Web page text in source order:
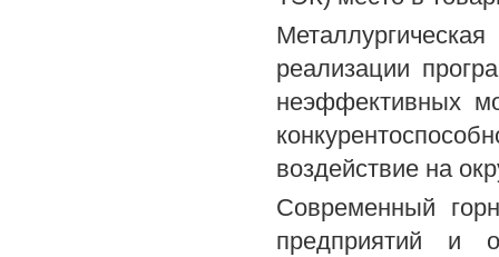
реализации
неэффективных
воздействие на
Современный
предприятий и